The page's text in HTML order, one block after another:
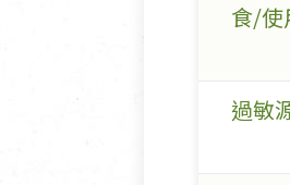
食/使
過敏